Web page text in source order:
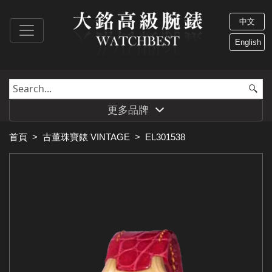
中文
English
更多品牌
首頁 > 古董珠寶錶 VINTAGE > EL301538